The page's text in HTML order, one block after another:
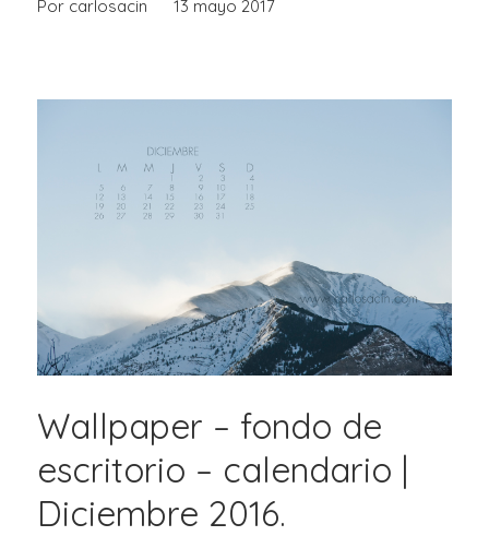
Por carlosacin 13 mayo 2017
Wallpaper – fondo de
escritorio – calendario |
Diciembre 2016.